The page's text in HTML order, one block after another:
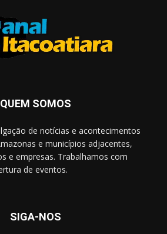
QUEM SOMOS
de notícias e acontecimentos
e municípios adjacentes,
e empresas. Trabalhamos com
de eventos.
SIGA-NOS